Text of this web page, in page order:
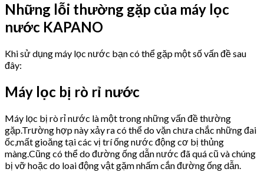
Những lỗi thường gặp của máy lọc
nước KAPANO
Khi sử dụng máy lọc nước bạn có thể gặp một số vấn đề sau
đây:
Máy lọc bị rò rỉ nước
Máy lọc bị rò rỉ nước là một trong những vấn đề thường
gặp.Trường hợp này xảy ra có thể do vặn chưa chắc những đai
ốc,mất gioăng tại các vị trí ống nước động cơ bị thủng
màng.Cũng có thể do đường ống dẫn nước đã quá cũ và chúng
bị vỡ hoặc do loai động vật gặm nhấm cắn đường ống dẫn.